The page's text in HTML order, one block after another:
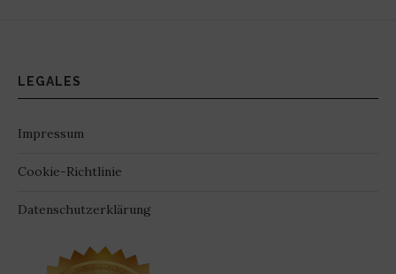
LEGALES
Impressum
Cookie-Richtlinie
Datenschutzerklärung